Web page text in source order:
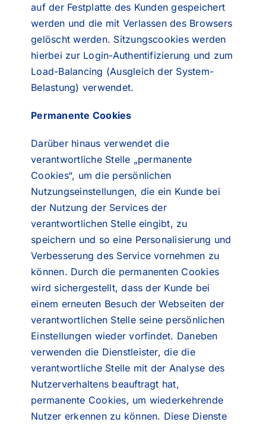
auf der Festplatte des Kunden gespeichert
werden und die mit Verlassen des Browsers
gelöscht werden. Sitzungscookies werden
hierbei zur Login-Authentifizierung und zum
Load-Balancing (Ausgleich der System-
Belastung) verwendet.
Permanente Cookies
Darüber hinaus verwendet die
verantwortliche Stelle „permanente
Cookies“, um die persönlichen
Nutzungseinstellungen, die ein Kunde bei
der Nutzung der Services der
verantwortlichen Stelle eingibt, zu
speichern und so eine Personalisierung und
Verbesserung des Service vornehmen zu
können. Durch die permanenten Cookies
wird sichergestellt, dass der Kunde bei
einem erneuten Besuch der Webseiten der
verantwortlichen Stelle seine persönlichen
Einstellungen wieder vorfindet. Daneben
verwenden die Dienstleister, die die
verantwortliche Stelle mit der Analyse des
Nutzerverhaltens beauftragt hat,
permanente Cookies, um wiederkehrende
Nutzer erkennen zu können. Diese Dienste